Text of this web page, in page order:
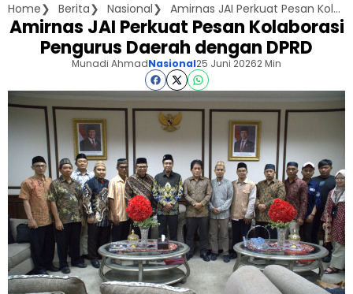
Home Berita Nasional Amirnas JAI Perkuat Pesan Kolaborasi Pengurus Daerah dengan DPRD
Amirnas JAI Perkuat Pesan Kolaborasi
Pengurus Daerah dengan DPRD
Munadi AhmadNasional25 Juni 20262 Min